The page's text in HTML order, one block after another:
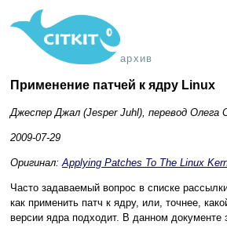
архив
Применение патчей к ядру Linux
Джеспер Джал (Jesper Juhl), перевод Олега
2009-07-29
Оригинал:Applying Patches To The Linux
Часто задаваемый вопрос в списке
как применить патч к ядру, или, точнее,
версии ядра подходит. В данном документе